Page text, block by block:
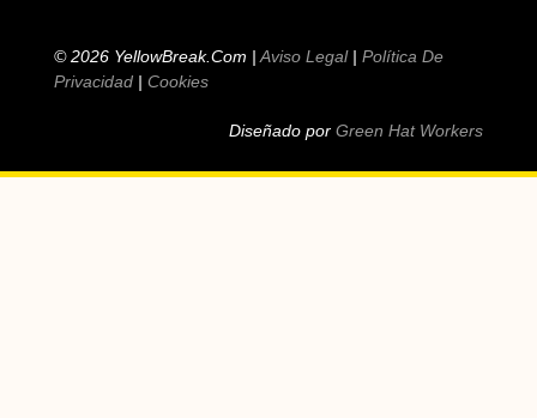
© 2026 YellowBreak.com |Aviso Legal| Política De
Privacidad| Cookies
Diseñado porGreen Hat Workers